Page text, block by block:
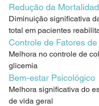
Redução da
Diminuição significativa
total em pacientes
Controle de Fatores
Melhora no controle de
glicemia
Bem-estar Psicológico
Melhora significativa do
de vida geral